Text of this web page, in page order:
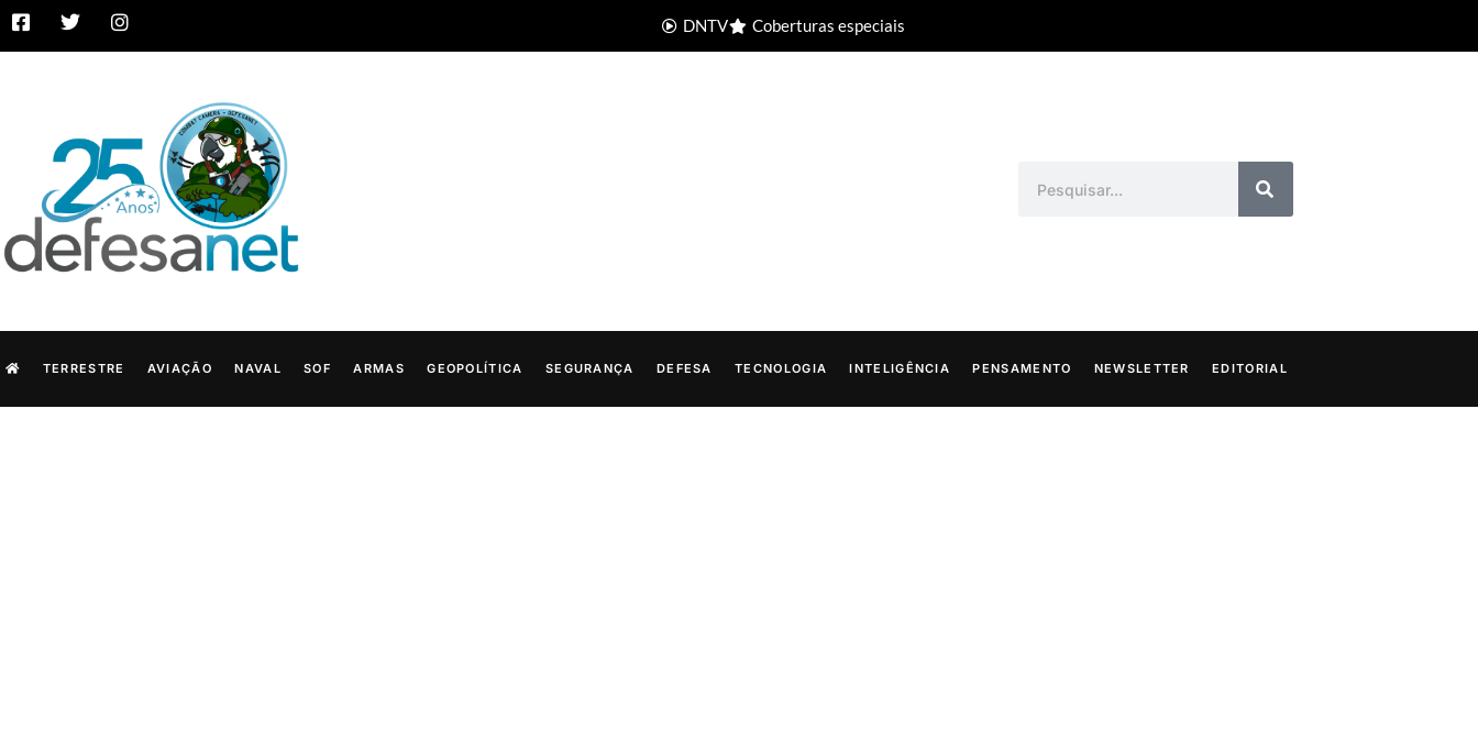
DNTV Coberturas especiais
TERRESTRE AVIAÇÃO NAVAL SOF ARMAS GEOPOLÍTICA SEGURANÇA DEFESA TECNOLOGIA INTELIGÊNCIA PENSAMENTO NEWSLETTER EDITORIAL